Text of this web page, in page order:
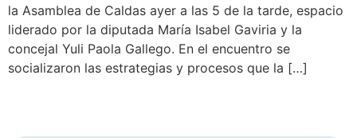
la Asamblea de Caldas ayer a las 5 de la tarde, espacio
liderado por la diputada María Isabel Gaviria y la
concejal Yuli Paola Gallego. En el encuentro se
socializaron las estrategias y procesos que la […]